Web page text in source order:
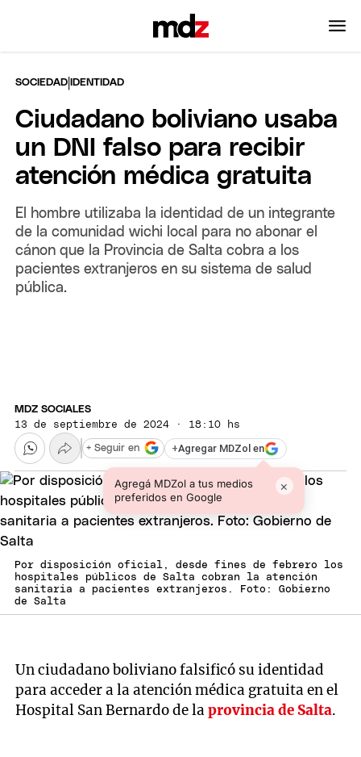
SOCIEDAD | IDENTIDAD
Ciudadano boliviano usaba
un DNI falso para recibir
atención médica gratuita
El hombre utilizaba la identidad de un integrante
de la comunidad wichi local para no abonar el
cánon que la Provincia de Salta cobra a los
pacientes extranjeros en su sistema de salud
pública.
MDZ SOCIALES
13 de septiembre de 2024 · 18:10 hs
+Agregar MDZol en
Agregá MDZol a tus medios
preferidos en Google
×
+ Seguir en
Por disposición oficial, desde fines de febrero los
hospitales públicos de Salta cobran la atención
sanitaria a pacientes extranjeros. Foto: Gobierno
de Salta
Un ciudadano boliviano falsificó su identidad
para acceder a la atención médica gratuita en el
Hospital San Bernardo de laprovincia de Salta.